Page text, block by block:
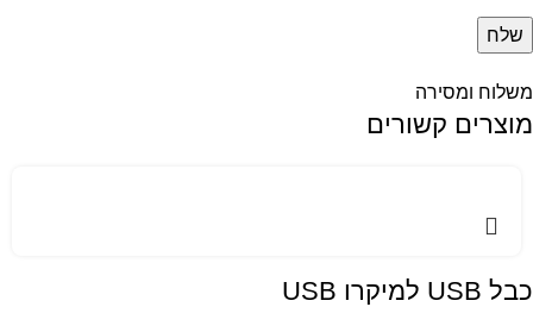
משלוח ומסירה
מוצרים קשורים
כבל USB למיקרו USB